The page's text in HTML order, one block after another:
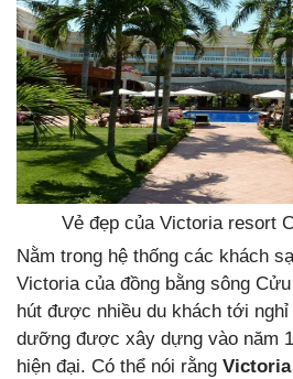
Vẻ đẹp của Victoria resort
Nằm trong hệ thống các khách
Victoria của đồng bằng sông
hút được nhiều du khách tới
dưỡng được xây dựng vào năm
hiện đại. Có thể nói rằng